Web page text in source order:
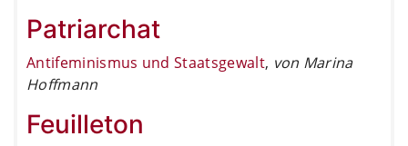
Patriarchat
Antifeminismus und Staatsgewalt, von Marina
Hoffmann
Feuilleton